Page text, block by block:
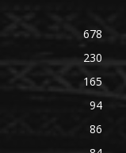
678
230
165
94
86